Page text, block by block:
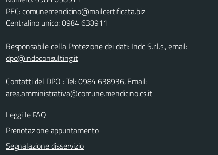
PEC:comunemendicino@mailcertificata.biz
Centralino unico: 0984 638911
Responsabile della Protezione dei dati: Indo S.r.l.s., email:
dpo@indoconsulting.it
Contatti del DPO : Tel: 0984 638936, Email:
area.amministrativa@comune.mendicino.cs.it
Leggi le FAQ
Prenotazione appuntamento
Segnalazione disservizio